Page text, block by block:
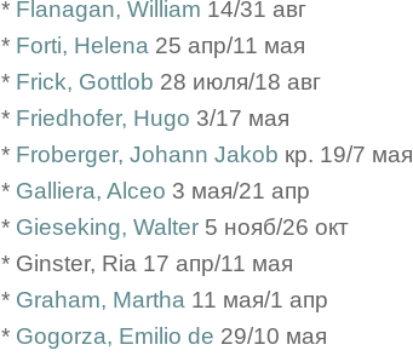
* Flanagan, William 14/31 авг
* Forti, Helena 25 апр/11 мая
* Frick, Gottlob 28 июля/18 авг
* Friedhofer, Hugo 3/17 мая
* Froberger, Johann Jakob кр. 19/7 мая
* Galliera, Alceo 3 мая/21 апр
* Gieseking, Walter 5 нояб/26 окт
* Ginster, Ria 17 апр/11 мая
* Graham, Martha 11 мая/1 апр
* Gogorza, Emilio de 29/10 мая